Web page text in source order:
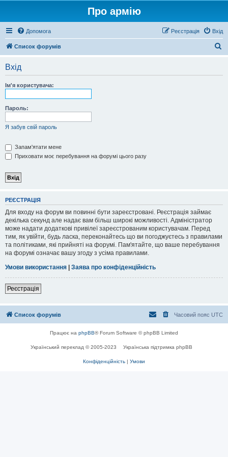
Про армію
Допомога Вхід
Реєстрація
Список форумів
Вхід
Ім'я користувача:
Пароль:
Я забув свій пароль
Запам'ятати мене
Приховати моє перебування на форумі цього разу
РЕЄСТРАЦІЯ
Для входу на форум ви повинні бути зареєстровані. Реєстрація займає
декілька секунд але надає вам більш широкі можливості. Адміністратор
може надати додаткові привілеї зареєстрованим користувачам. Перед
тим, як увійти, будь ласка, переконайтесь що ви погоджуєтесь з правилами
та політиками, які прийняті на форумі. Пам'ятайте, що ваше перебування
на форумі означає вашу згоду з усіма правилами.
Умови використання | Заява про конфіденційність
Реєстрація
Список форумів Часовий пояс UTC
Працює на phpBB® Forum Software © phpBB Limited
Український переклад © 2005-2023 Українська підтримка phpBB
Конфіденційність | Умови